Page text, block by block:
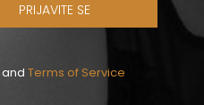
PRIJAVITE SE
and Terms of Service